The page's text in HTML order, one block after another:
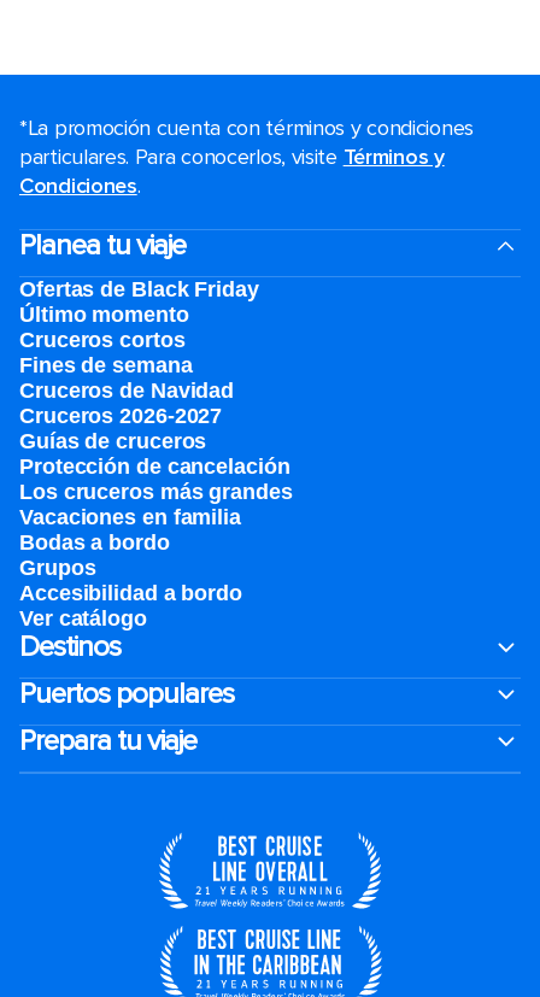
*La promoción cuenta con términos y condiciones
particulares. Para conocerlos, visite Términos y
Condiciones.
Planea tu viaje
Ofertas de Black Friday
Último momento
Cruceros cortos
Fines de semana
Cruceros de Navidad
Cruceros 2026-2027
Guías de cruceros
Protección de cancelación
Los cruceros más grandes
Vacaciones en familia
Bodas a bordo
Grupos
Accesibilidad a bordo
Ver catálogo
Destinos
Puertos populares
Prepara tu viaje